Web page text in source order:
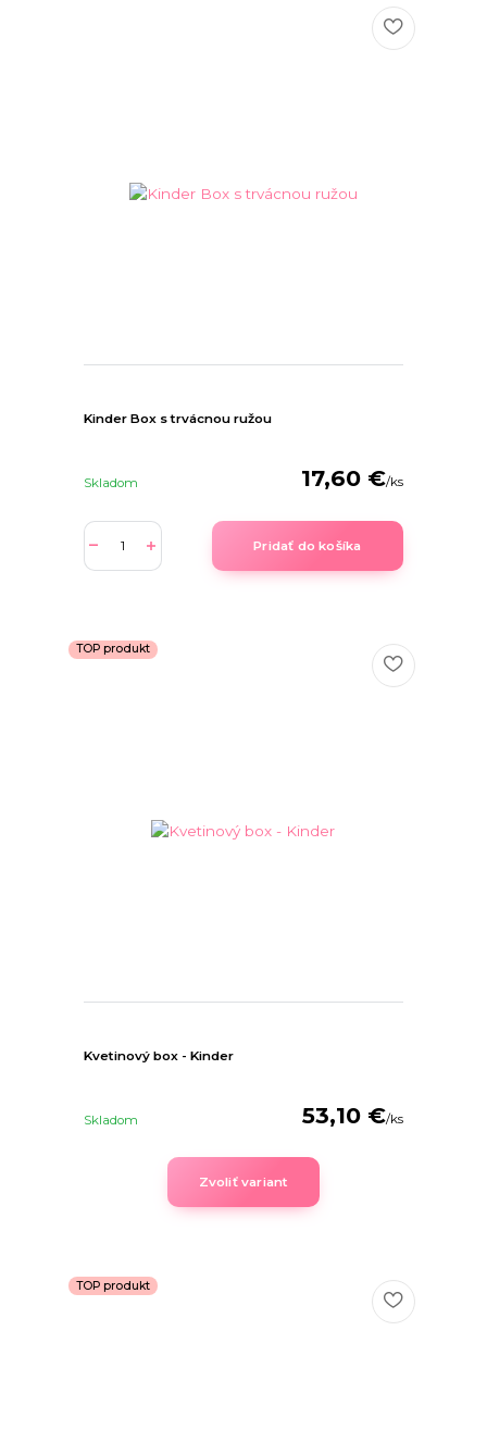
Kinder Box s trvácnou ružou
17,60 €/ks
Skladom
Pridať do košíka
TOP produkt
Kvetinový box - Kinder
53,10 €/ks
Skladom
Zvoliť variant
TOP produkt